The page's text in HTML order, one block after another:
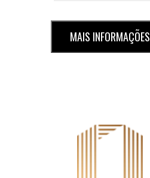
MAIS INFORMAÇÕES